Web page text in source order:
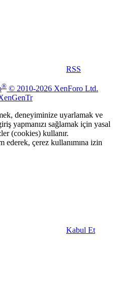
RSS
® © 2010-2026 XenForo Ltd.
deneyiminize uyarlamak ve
yapmanızı sağlamak için yasal
(cookies) kullanır.
ederek, çerez kullanımına izin
Kabul Et